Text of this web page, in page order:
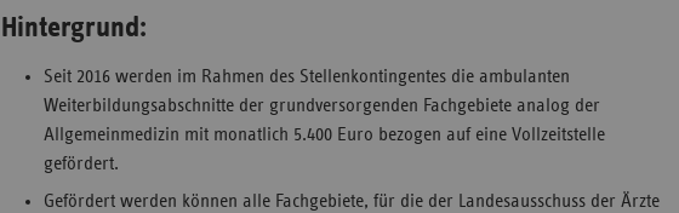
Hintergrund:
Seit 2016 werden im Rahmen des Stellenkontingentes die ambulanten
Weiterbildungsabschnitte der grundversorgenden Fachgebiete analog der
Allgemeinmedizin mit monatlich 5.400 Euro bezogen auf eine Vollzeitstelle
gefördert.
Gefördert werden können alle Fachgebiete, für die der Landesausschuss der Ärzte